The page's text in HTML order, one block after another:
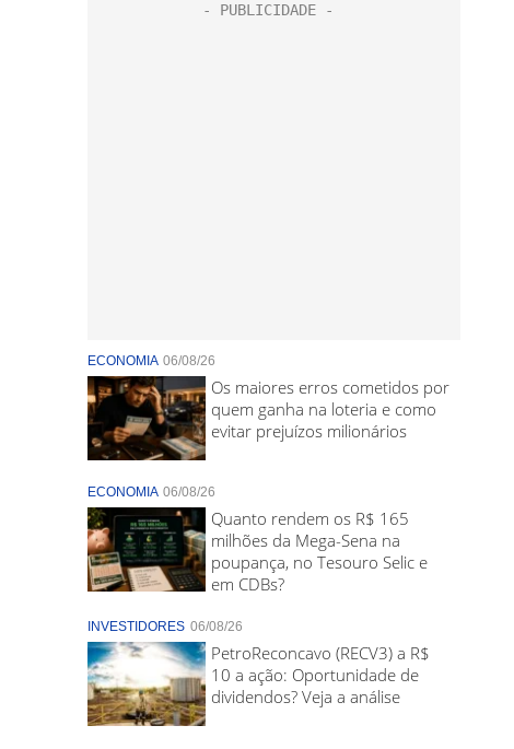
ECONOMIA 06/08/26
Os maiores erros cometidos por
quem ganha na loteria e como
evitar prejuízos milionários
ECONOMIA 06/08/26
Quanto rendem os R$ 165
milhões da Mega-Sena na
poupança, no Tesouro Selic e
em CDBs?
INVESTIDORES 06/08/26
PetroReconcavo (RECV3) a R$
10 a ação: Oportunidade de
dividendos? Veja a análise